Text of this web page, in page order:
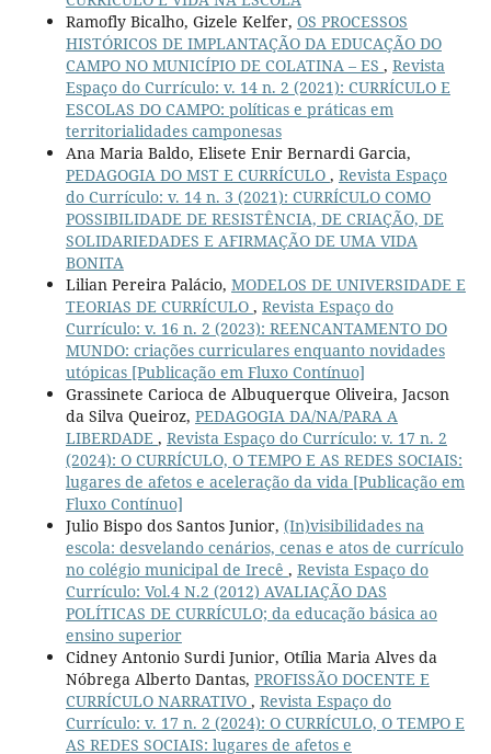
Ramofly Bicalho, Gizele Kelfer, OS PROCESSOS
HISTÓRICOS DE IMPLANTAÇÃO DA EDUCAÇÃO DO
CAMPO NO MUNICÍPIO DE COLATINA – ES , Revista
Espaço do Currículo: v. 14 n. 2 (2021): CURRÍCULO E
ESCOLAS DO CAMPO: políticas e práticas em
territorialidades camponesas
Ana Maria Baldo, Elisete Enir Bernardi Garcia,
PEDAGOGIA DO MST E CURRÍCULO , Revista Espaço
do Currículo: v. 14 n. 3 (2021): CURRÍCULO COMO
POSSIBILIDADE DE RESISTÊNCIA, DE CRIAÇÃO, DE
SOLIDARIEDADES E AFIRMAÇÃO DE UMA VIDA
BONITA
Lilian Pereira Palácio, MODELOS DE UNIVERSIDADE E
TEORIAS DE CURRÍCULO , Revista Espaço do
Currículo: v. 16 n. 2 (2023): REENCANTAMENTO DO
MUNDO: criações curriculares enquanto novidades
utópicas [Publicação em Fluxo Contínuo]
Grassinete Carioca de Albuquerque Oliveira, Jacson
da Silva Queiroz, PEDAGOGIA DA/NA/PARA A
LIBERDADE , Revista Espaço do Currículo: v. 17 n. 2
(2024): O CURRÍCULO, O TEMPO E AS REDES SOCIAIS:
lugares de afetos e aceleração da vida [Publicação em
Fluxo Contínuo]
Julio Bispo dos Santos Junior, (In)visibilidades na
escola: desvelando cenários, cenas e atos de currículo
no colégio municipal de Irecê , Revista Espaço do
Currículo: Vol.4 N.2 (2012) AVALIAÇÃO DAS
POLÍTICAS DE CURRÍCULO; da educação básica ao
ensino superior
Cidney Antonio Surdi Junior, Otília Maria Alves da
Nóbrega Alberto Dantas, PROFISSÃO DOCENTE E
CURRÍCULO NARRATIVO , Revista Espaço do
Currículo: v. 17 n. 2 (2024): O CURRÍCULO, O TEMPO E
AS REDES SOCIAIS: lugares de afetos e